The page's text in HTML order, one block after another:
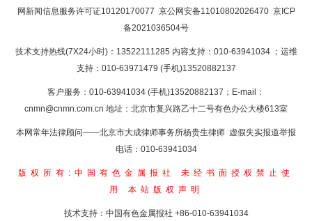
网新闻信息服务许可证10120170077 京公网安备11010802026470 京ICP
备2021036504号
技术支持热线(7X24小时)：13522111285 内容支持：010-63941034 ；运维
支持：010-63971479 (手机)13520882137
客户服务：010-63941034 (手机)13520882137；E-mail：
cnmn@cnmn.com.cn 地址：北京市复兴路乙十二号有色办公大楼613室
本网常年法律顾问——北京市大成律师事务所杨贵生律师 虚假失实报道举报
电话：010-63941034
版权所有:中国有色金属报社
未经书面授权禁止使
用 本站版权声明
技术支持：中国有色金属报社 +86-010-63941034